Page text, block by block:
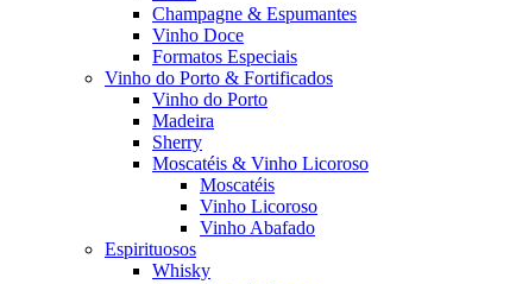
Champagne & Espumantes
Vinho Doce
Formatos Especiais
Vinho do Porto & Fortificados
Vinho do Porto
Madeira
Sherry
Moscatéis & Vinho Licoroso
Moscatéis
Vinho Licoroso
Vinho Abafado
Espirituosos
Whisky